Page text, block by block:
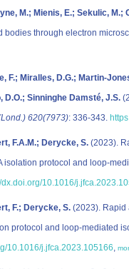
M.; Mienis, E.; Sekulic,
bodies through electron
F.; Miralles, D.G.; Martin-
D.O.; Sinninghe Damsté, J.S.
620(7973): 336-343.
F.A.M.; Derycke, S. (2023).
isolation protocol and loop-
dx.doi.org/10.1016/
F.; Derycke, S. (2023). Rapid
protocol and loop-mediated
10.1016/j.jfca.2023.105166,